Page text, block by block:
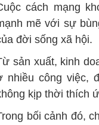
cách mạng
mẽ với sự
đời sống xã hội.
sản xuất, kinh
nhiều công việc,
kịp thời thích
bối cảnh đó,